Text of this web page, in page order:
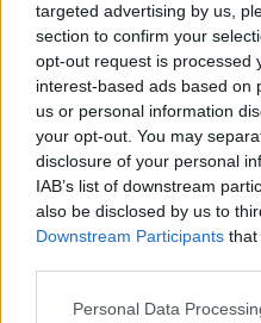
targeted advertising by us,
section to confirm your
opt-out request is processed
interest-based ads based on
us or personal information
your opt-out. You may
disclosure of your personal
IAB’s list of downstream
also be disclosed by us to
Downstream Participants that
Personal Data